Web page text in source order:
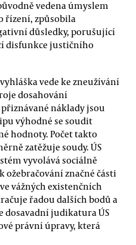
vedena úmyslem
řízení, způsobila
důsledky, porušující
disfunkce justičního
vede ke zneužívání
dosahování
náklady jsou
výhodné se soudit
hodnoty. Počet takto
zatěžuje soudy. ÚS
vyvolává sociálně
ožebračování značné části
vážných existenčních
řadou dalších bodů a
dosavadní judikatura ÚS
právní úpravy, která